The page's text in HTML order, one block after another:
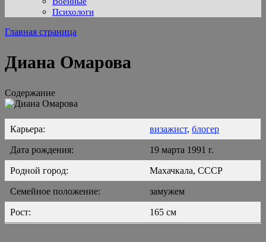
Психологи
Главная страница
Диана Омарова
Содержание
Карьера: визажист, блогер
Дата рождения: 19 марта 1991 г.
Родной город: Махачкала, СССР
Семейное положение: замужем
Рост: 165 см